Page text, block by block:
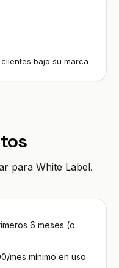
bajo su marca
para White Label.
6 meses (o
mes mínimo en uso